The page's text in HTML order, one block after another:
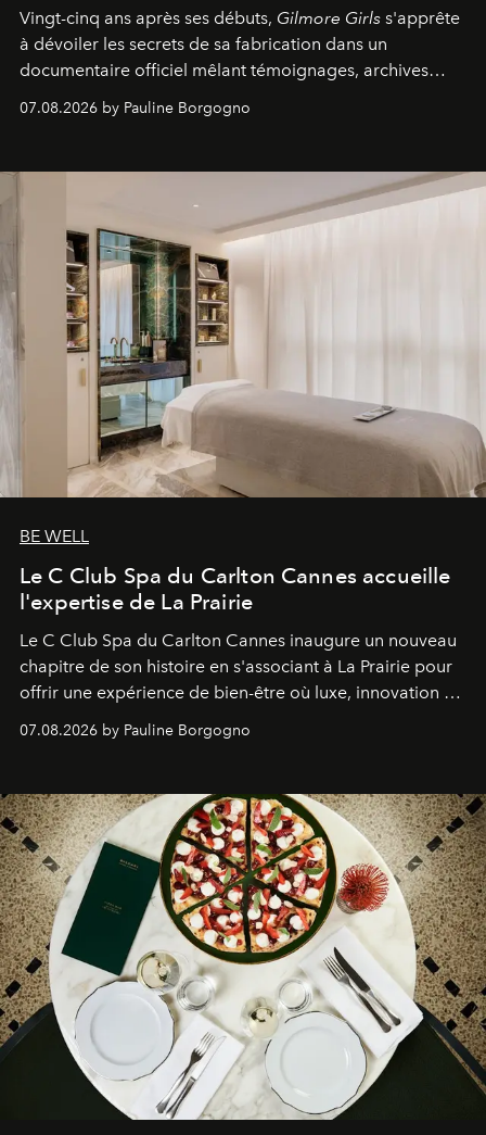
Vingt-cinq ans après ses débuts, Gilmore Girls s'apprête
à dévoiler les secrets de sa fabrication dans un
documentaire officiel mêlant témoignages, archives
générationnel.
07.08.2026 by Pauline Borgogno
BE WELL
Le C Club Spa du Carlton Cannes accueille
l'expertise de La Prairie
Le C Club Spa du Carlton Cannes inaugure un nouveau
chapitre de son histoire en s'associant à La Prairie pour
offrir une expérience de bien-être où luxe, innovation et
07.08.2026 by Pauline Borgogno